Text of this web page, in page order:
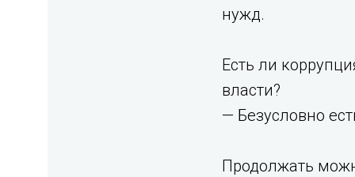
нужд.
Есть ли
власти?
— Безусловно
Продолжать